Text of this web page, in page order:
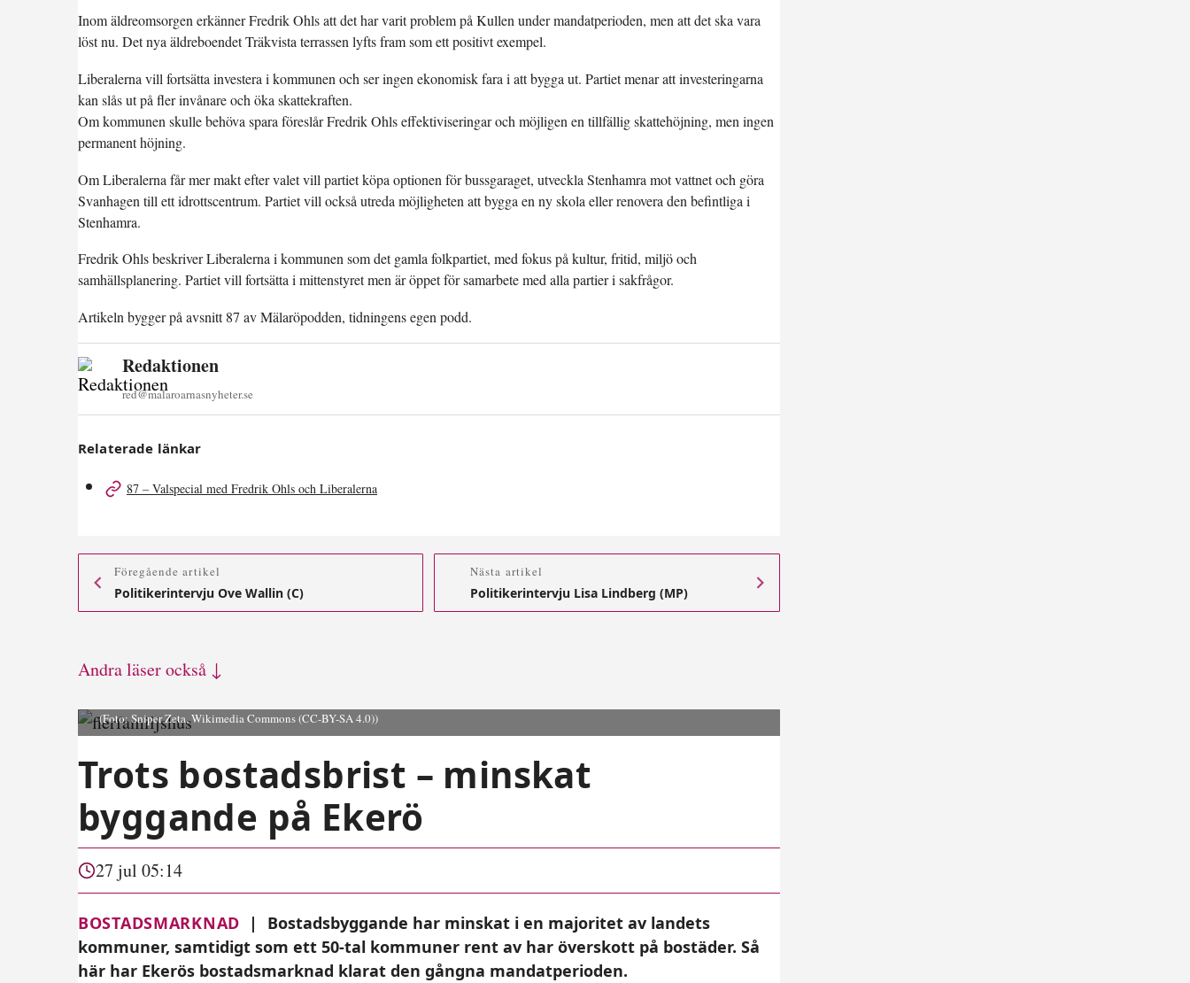
Inom äldreomsorgen erkänner Fredrik Ohls att det har varit problem på Kullen under mandatperioden, men att det ska vara
löst nu. Det nya äldreboendet Träkvista terrassen lyfts fram som ett positivt exempel.
Liberalerna vill fortsätta investera i kommunen och ser ingen ekonomisk fara i att bygga ut. Partiet menar att investeringarna
kan slås ut på fler invånare och öka skattekraften.
Om kommunen skulle behöva spara föreslår Fredrik Ohls effektiviseringar och möjligen en tillfällig skattehöjning, men ingen
permanent höjning.
Om Liberalerna får mer makt efter valet vill partiet köpa optionen för bussgaraget, utveckla Stenhamra mot vattnet och göra
Svanhagen till ett idrottscentrum. Partiet vill också utreda möjligheten att bygga en ny skola eller renovera den befintliga i
Stenhamra.
Fredrik Ohls beskriver Liberalerna i kommunen som det gamla folkpartiet, med fokus på kultur, fritid, miljö och
samhällsplanering. Partiet vill fortsätta i mittenstyret men är öppet för samarbete med alla partier i sakfrågor.
Artikeln bygger på avsnitt 87 av Mälaröpodden, tidningens egen podd.
Redaktionen
red@malaroarnasnyheter.se
Relaterade länkar
87 – Valspecial med Fredrik Ohls och Liberalerna
Föregående artikel
Politikerintervju Ove Wallin (C)
Nästa artikel
Politikerintervju Lisa Lindberg (MP)
Andra läser också ↓
(Foto: Sniper Zeta, Wikimedia Commons (CC-BY-SA 4.0))
Trots bostadsbrist – minskat
byggande på Ekerö
27 jul 05:14
BOSTADSMARKNAD |
Bostadsbyggande har minskat i en majoritet av landets
kommuner, samtidigt som ett 50-tal kommuner rent av har överskott på bostäder. Så
här har Ekerös bostadsmarknad klarat den gångna mandatperioden.